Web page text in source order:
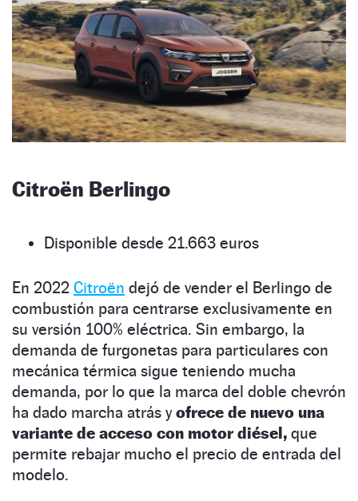
Citroën Berlingo
Disponible desde 21.663 euros
En 2022 Citroën dejó de vender el Berlingo de
combustión para centrarse exclusivamente en
su versión 100% eléctrica. Sin embargo, la
demanda de furgonetas para particulares con
mecánica térmica sigue teniendo mucha
demanda, por lo que la marca del doble chevrón
ha dado marcha atrás yofrece de nuevo una
variante de acceso con motor diésel, que
permite rebajar mucho el precio de entrada del
modelo.